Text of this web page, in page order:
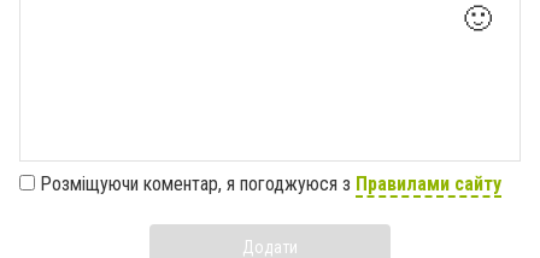
🙂
Розміщуючи коментар, я погоджуюся з Правилами сайту
Додати